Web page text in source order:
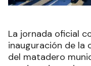
La jornada oficial
inauguración de la
del matadero